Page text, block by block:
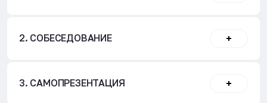
2. СОБЕСЕДОВАНИЕ
3. САМОПРЕЗЕНТАЦИЯ